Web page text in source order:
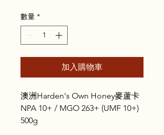
數量 *
加入購物車
澳洲Harden's Own Honey麥蘆卡
NPA 10+ / MGO 263+ (UMF 10+)
500g